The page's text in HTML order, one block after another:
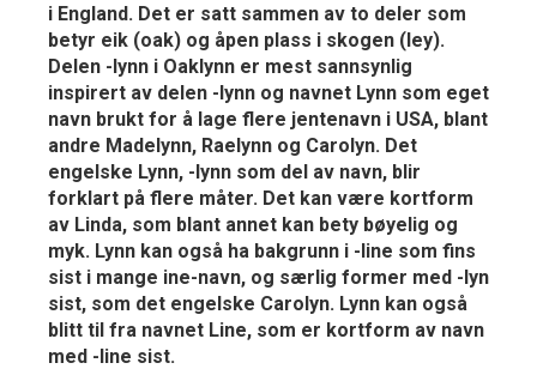
i England. Det er satt sammen av to deler som
betyr eik (oak) og åpen plass i skogen (ley).
Delen -lynn i Oaklynn er mest sannsynlig
inspirert av delen -lynn og navnet Lynn som eget
navn brukt for å lage flere jentenavn i USA, blant
andre Madelynn, Raelynn og Carolyn. Det
engelske Lynn, -lynn som del av navn, blir
forklart på flere måter. Det kan være kortform
av Linda, som blant annet kan bety bøyelig og
myk. Lynn kan også ha bakgrunn i -line som fins
sist i mange ine-navn, og særlig former med -lyn
sist, som det engelske Carolyn. Lynn kan også
blitt til fra navnet Line, som er kortform av navn
med -line sist.